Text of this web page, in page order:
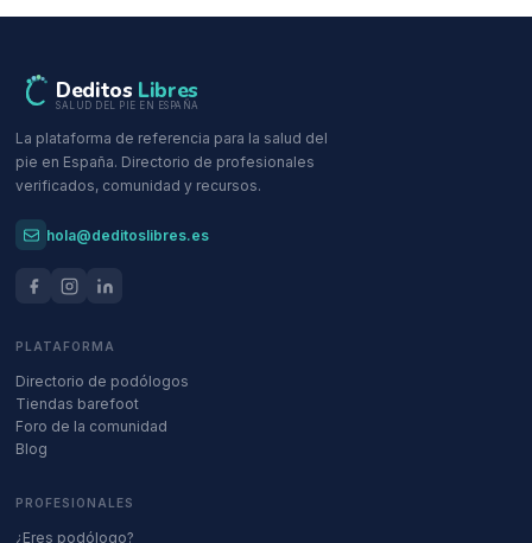
Deditos Libres
SALUD DEL PIE EN ESPAÑA
La plataforma de referencia para la salud del
pie en España. Directorio de profesionales
verificados, comunidad y recursos.
hola@deditoslibres.es
PLATAFORMA
Directorio de podólogos
Tiendas barefoot
Foro de la comunidad
Blog
PROFESIONALES
¿Eres podólogo?